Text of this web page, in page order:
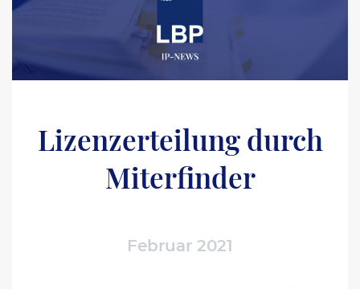
Lizenzerteilung durch
Miterfinder
Februar 2021